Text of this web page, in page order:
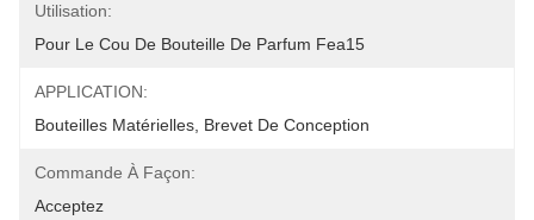
Utilisation:
Pour Le Cou De Bouteille De Parfum Fea15
APPLICATION:
Bouteilles Matérielles, Brevet De Conception
Commande À Façon:
Acceptez